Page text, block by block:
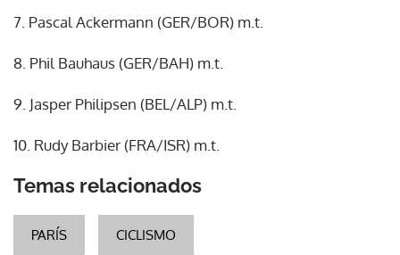
7. Pascal Ackermann (GER/BOR) m.t.
8. Phil Bauhaus (GER/BAH) m.t.
9. Jasper Philipsen (BEL/ALP) m.t.
10. Rudy Barbier (FRA/ISR) m.t.
Temas relacionados
PARÍS CICLISMO